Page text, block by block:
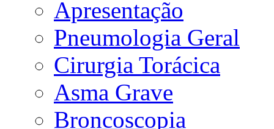
Apresentação
Pneumologia Geral
Cirurgia Torácica
Asma Grave
Broncoscopia